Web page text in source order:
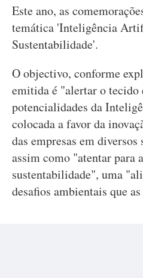
Este ano, as
temática 'Inteligência
Sustentabilidade'.
O objectivo, conforme
emitida é "alertar o tecido
potencialidades da
colocada a favor da
das empresas em
assim como "atentar para
sustentabilidade", uma
desafios ambientais que